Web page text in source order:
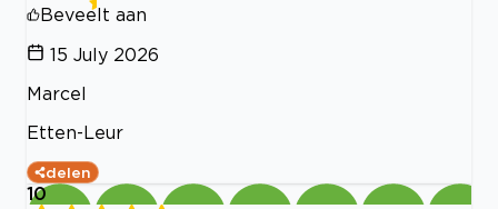
Beveelt aan
15 July 2026
Marcel
Etten-Leur
delen
10